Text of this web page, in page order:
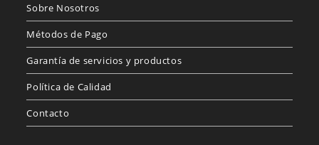
Sobre Nosotros
Métodos de Pago
Garantía de servicios y productos
Política de Calidad
Contacto